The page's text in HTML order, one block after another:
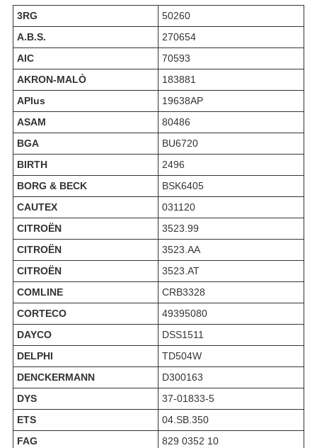
3RG
50260
A.B.S.
270654
AIC
70593
AKRON-MALÒ
183881
APlus
19638AP
ASAM
80486
BGA
BU6720
BIRTH
2496
BORG & BECK
BSK6405
CAUTEX
031120
CITROËN
3523.99
CITROËN
3523.AA
CITROËN
3523.AT
COMLINE
CRB3328
CORTECO
49395080
DAYCO
DSS1511
DELPHI
TD504W
DENCKERMANN
D300163
DYS
37-01833-5
ETS
04.SB.350
FAG
829 0352 10